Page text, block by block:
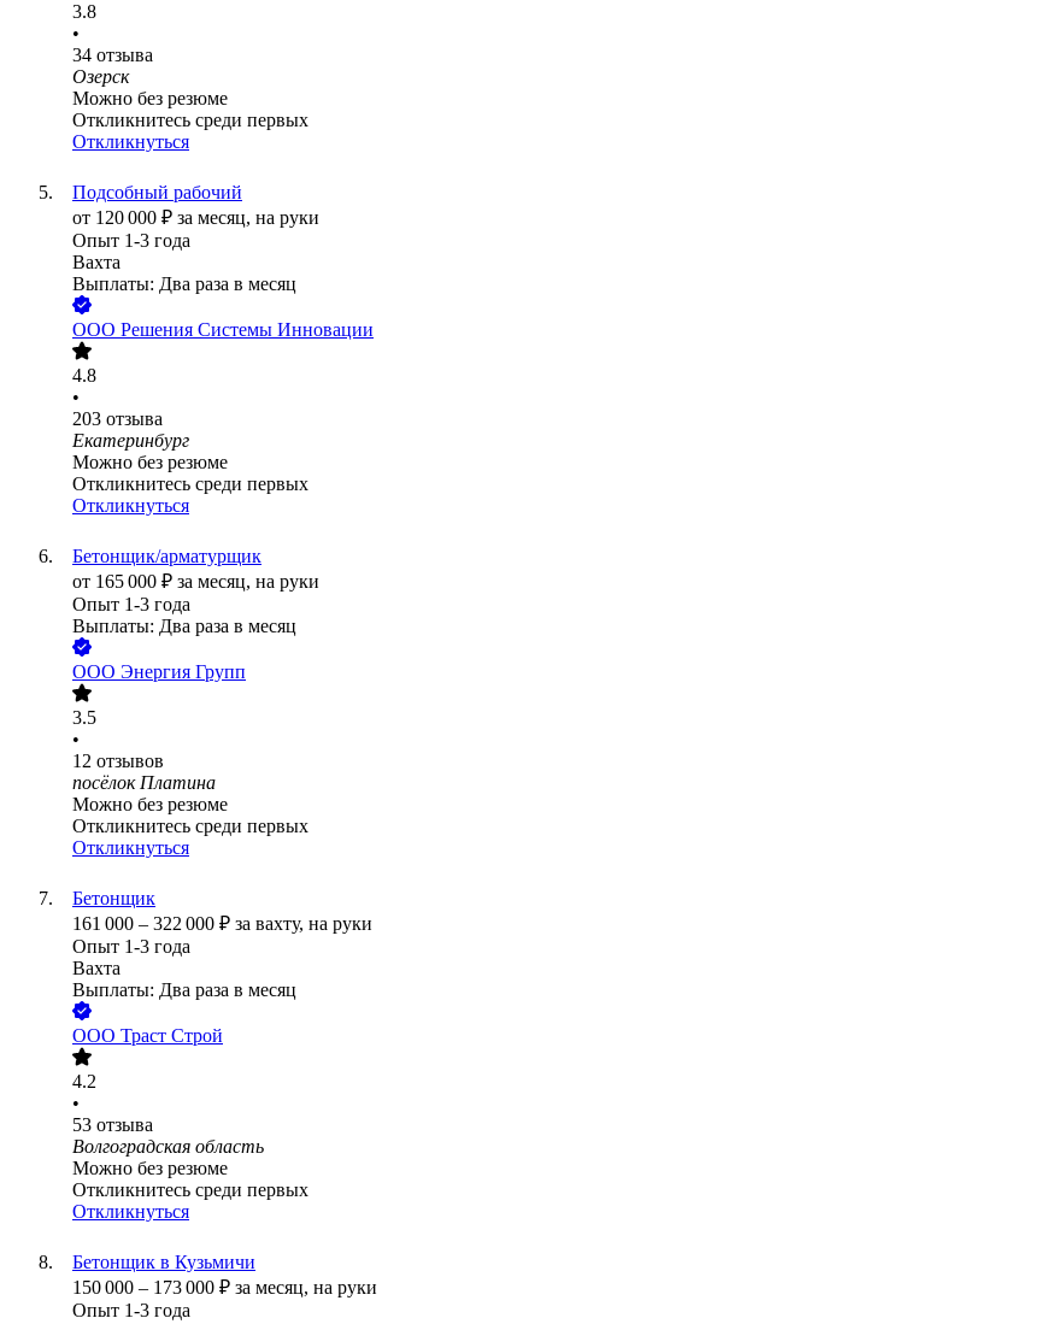
3.8
•
34 отзыва
Озерск
Можно без резюме
Откликнитесь среди первых
Откликнуться
Подсобный рабочий
от 120 000 ₽ за месяц, на руки
Опыт 1-3 года
Вахта
Выплаты: Два раза в месяц
ООО Решения Системы Инновации
4.8
•
203 отзыва
Екатеринбург
Можно без резюме
Откликнитесь среди первых
Откликнуться
Бетонщик/арматурщик
от 165 000 ₽ за месяц, на руки
Опыт 1-3 года
Выплаты: Два раза в месяц
ООО Энергия Групп
3.5
•
12 отзывов
посёлок Платина
Можно без резюме
Откликнитесь среди первых
Откликнуться
Бетонщик
161 000 – 322 000 ₽ за вахту, на руки
Опыт 1-3 года
Вахта
Выплаты: Два раза в месяц
ООО Траст Строй
4.2
•
53 отзыва
Волгоградская область
Можно без резюме
Откликнитесь среди первых
Откликнуться
Бетонщик в Кузьмичи
150 000 – 173 000 ₽ за месяц, на руки
Опыт 1-3 года